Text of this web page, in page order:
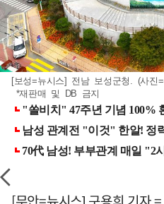
[보성=뉴시스] 전남 보성군청. (사진
*재판매 및 DB 금지